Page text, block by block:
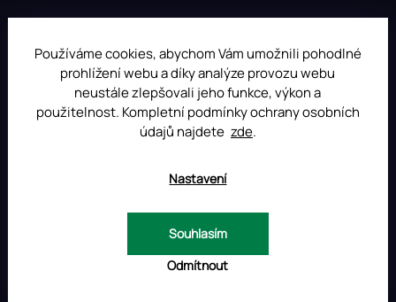
Používáme cookies, abychom Vám umožnili pohodlné
prohlížení webu a díky analýze provozu webu
neustále zlepšovali jeho funkce, výkon a
použitelnost. Kompletní podmínky ochrany osobních
údajů najdete zde.
Nastavení
Odmítnout
Souhlasím
á